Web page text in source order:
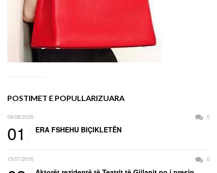
POSTIMET E POPULLARIZUARA
09/08/2026 0
01 ERA FSHEHU BIÇIKLETËN
15/07/2016 0